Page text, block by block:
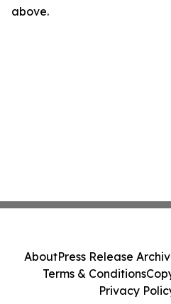
above.
AboutPress Release
Terms & Conditions
Privacy